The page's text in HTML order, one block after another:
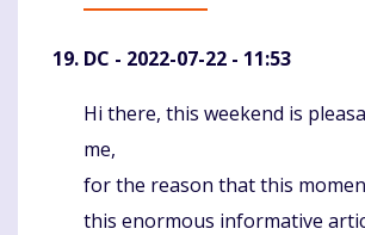
DC - 2022-07-22 - 11:53
Komentaras
Hi there, this weekend is
me,
for the reason that this
this enormous informative